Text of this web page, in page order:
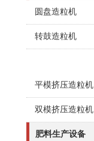
圆盘造粒机
转鼓造粒机
平模挤压造粒机
双模挤压造粒机
肥料生产设备